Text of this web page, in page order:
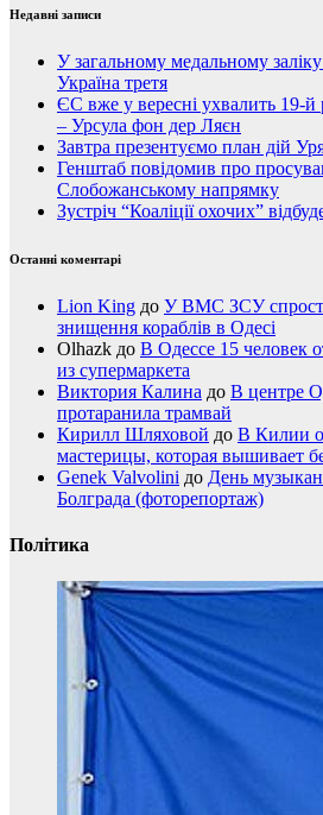
Недавні записи
У загальному медальному заліку
Україна третя
ЄС вже у вересні ухвалить 19-й
– Урсула фон дер Ляєн
Завтра презентуємо план дій
Генштаб повідомив про
Слобожанському напрямку
Зустріч “Коаліції охочих”
Останні коментарі
Lion King до У ВМС ЗСУ
знищення кораблів в Одесі
Olhazk до В Одессе 15 человек
из супермаркета
Виктория Калина до В центре
протаранила трамвай
Кирилл Шляховой до В Килии
мастерицы, которая вышивает
Genek Valvolini до День
Болграда (фоторепортаж)
Політика